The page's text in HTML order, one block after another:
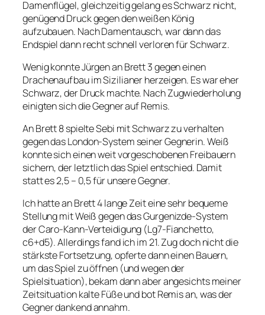
Damenflügel, gleichzeitig gelang es Schwarz nicht,
genügend Druck gegen den weißen König
aufzubauen. Nach Damentausch, war dann das
Endspiel dann recht schnell verloren für Schwarz.
Wenig konnte Jürgen an Brett 3 gegen einen
Drachenaufbau im Sizilianer herzeigen. Es war eher
Schwarz, der Druck machte. Nach Zugwiederholung
einigten sich die Gegner auf Remis.
An Brett 8 spielte Sebi mit Schwarz zu verhalten
gegen das London-System seiner Gegnerin. Weiß
konnte sich einen weit vorgeschobenen Freibauern
sichern, der letztlich das Spiel entschied. Damit
statt es 2,5 – 0,5 für unsere Gegner.
Ich hatte an Brett 4 lange Zeit eine sehr bequeme
Stellung mit Weiß gegen das Gurgenizde-System
der Caro-Kann-Verteidigung (Lg7-Fianchetto,
c6+d5). Allerdings fand ich im 21. Zug doch nicht die
stärkste Fortsetzung, opferte dann einen Bauern,
um das Spiel zu öffnen (und wegen der
Spielsituation), bekam dann aber angesichts meiner
Zeitsituation kalte Füße und bot Remis an, was der
Gegner dankend annahm.